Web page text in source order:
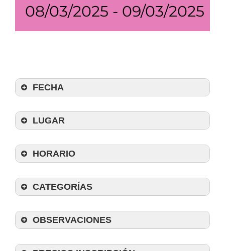
08/03/2025 - 09/03/2025
FECHA
LUGAR
HORARIO
CATEGORÍAS
SÁBADO
Sub14 Unisex
Sub18 Mixto
OBSERVACIONES